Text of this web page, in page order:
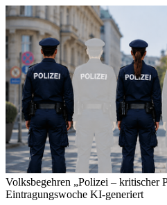
Volksbegehren „Polizei – kritischer
Eintragungswoche KI-generiert